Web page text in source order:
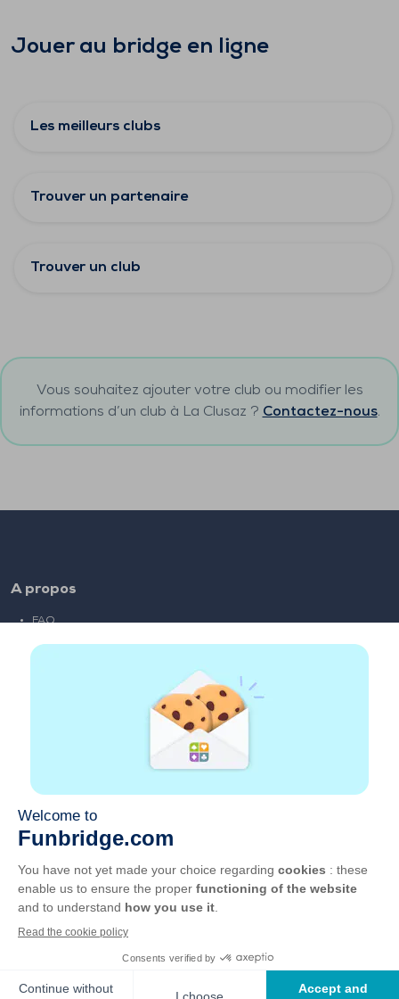
Jouer au bridge en ligne
Les meilleurs clubs
Trouver un partenaire
Trouver un club
Vous souhaitez ajouter votre club ou modifier les
informations d’un club à La Clusaz ? Contactez-nous.
A propos
FAQ
Liens partenaires
CGU
Vie privée
Gérer les cookies
©2026, GOTO Games